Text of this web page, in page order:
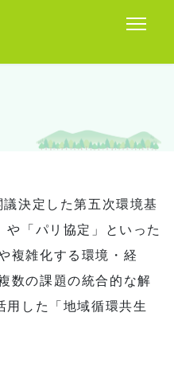
決定した第五次環境基
「パリ協定」といった
複雑化する環境・経
数の課題の統合的な解
用した「地域循環共生